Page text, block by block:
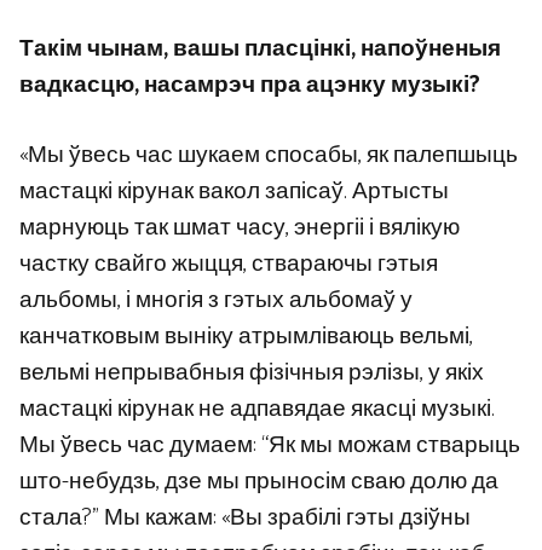
Такім чынам, вашы пласцінкі, напоўненыя
вадкасцю, насамрэч пра ацэнку музыкі?
«Мы ўвесь час шукаем спосабы, як палепшыць
мастацкі кірунак вакол запісаў. Артысты
марнуюць так шмат часу, энергіі і вялікую
частку свайго жыцця, ствараючы гэтыя
альбомы, і многія з гэтых альбомаў у
канчатковым выніку атрымліваюць вельмі,
вельмі непрывабныя фізічныя рэлізы, у якіх
мастацкі кірунак не адпавядае якасці музыкі.
Мы ўвесь час думаем: “Як мы можам стварыць
што-небудзь, дзе мы прыносім сваю долю да
стала?” Мы кажам: «Вы зрабілі гэты дзіўны